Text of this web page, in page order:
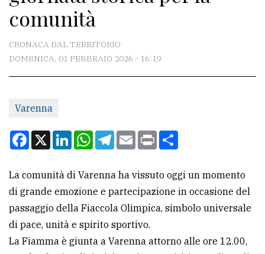
La
Scrivici
tua
pubblicità
CERCA
Cerca
per
comune
comunità
CRONACA DAL TERRITORIO
DOMENICA, 01 FEBBRAIO 2026 - 16:19
Varenna
Facebook
X LinkedInWhatsApp
Telegram
EmailPrint
La comunità di Varenna ha vissuto oggi un momento
di grande emozione e partecipazione in occasione del
passaggio della Fiaccola Olimpica, simbolo universale
di pace, unità e spirito sportivo.
La Fiamma è giunta a Varenna attorno alle ore 12.00,